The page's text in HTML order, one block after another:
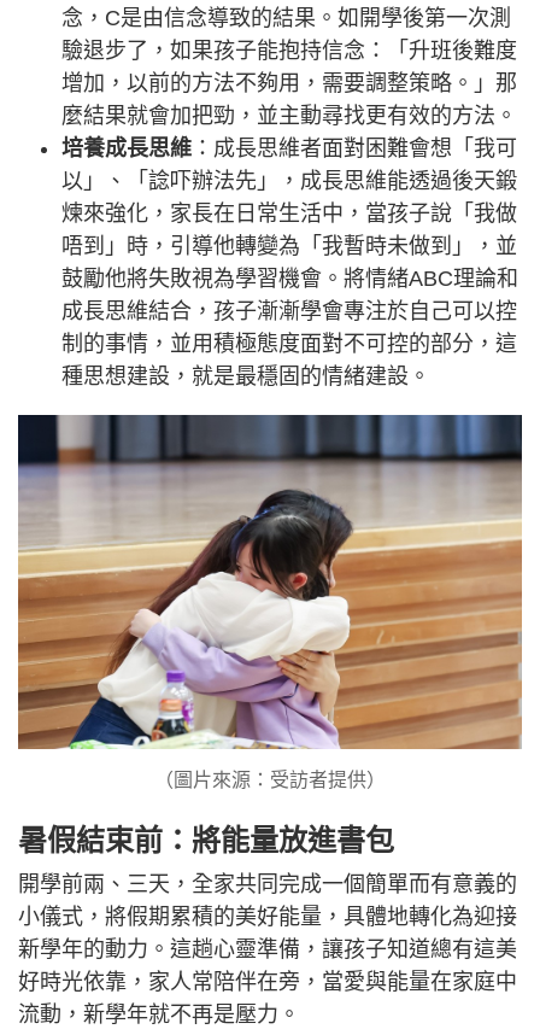
念，C是由信念導致的結果。如開學後第一次測
驗退步了，如果孩子能抱持信念：「升班後難度
增加，以前的方法不夠用，需要調整策略。」那
麼結果就會加把勁，並主動尋找更有效的方法。
培養成長思維 ：成長思維者面對困難會想「我可
以」、「諗吓辦法先」，成長思維能透過後天鍛
煉來強化，家長在日常生活中，當孩子說「我做
唔到」時，引導他轉變為「我暫時未做到」，並
鼓勵他將失敗視為學習機會。將情緒ABC理論和
成長思維結合，孩子漸漸學會專注於自己可以控
制的事情，並用積極態度面對不可控的部分，這
種思想建設，就是最穩固的情緒建設。
（圖片來源：受訪者提供）
暑假結束前：將能量放進書包
開學前兩、三天，全家共同完成一個簡單而有意義的
小儀式，將假期累積的美好能量，具體地轉化為迎接
新學年的動力。這趟心靈準備，讓孩子知道總有這美
好時光依靠，家人常陪伴在旁，當愛與能量在家庭中
流動，新學年就不再是壓力。